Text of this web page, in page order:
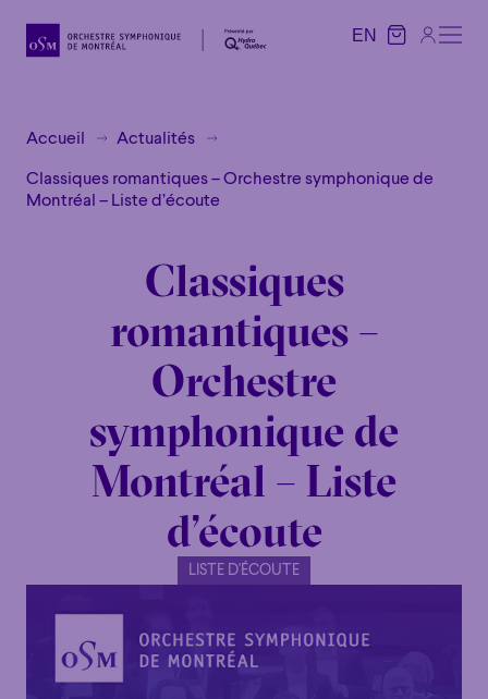
EN
Accueil Actualités
Classiques romantiques – Orchestre symphonique de
Montréal – Liste d’écoute
Classiques
romantiques –
Orchestre
symphonique de
Montréal – Liste
d’écoute
LISTE D'ÉCOUTE